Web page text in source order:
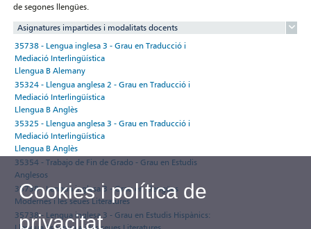
de segones llengües.
Asignatures impartides i modalitats docents
35738 - Lengua inglesa 3 - Grau en Traducció i
Mediació Interlingüística
Llengua B Alemany
35324 - Llengua anglesa 2 - Grau en Traducció i
Mediació Interlingüística
Llengua B Anglès
35325 - Llengua anglesa 3 - Grau en Traducció i
Mediació Interlingüística
Llengua B Anglès
35354 - Trabajo de Fin de Grado - Grau en Estudis
Anglesos
35738 - Lengua inglesa 3 - Grau en Llengües
Modernes i les seues Literatures
35738 - Lengua inglesa 3 - Grau en Estudis Hispànics:
Cookies i política de
privacitat